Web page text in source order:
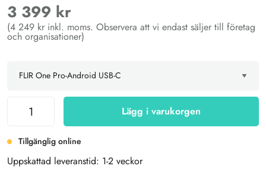
3 399 kr
(4 249 kr inkl. moms. Observera att vi endast säljer till företag
och organisationer)
Lägg i varukorgen
Tillgänglig online
Uppskattad leveranstid: 1-2 veckor